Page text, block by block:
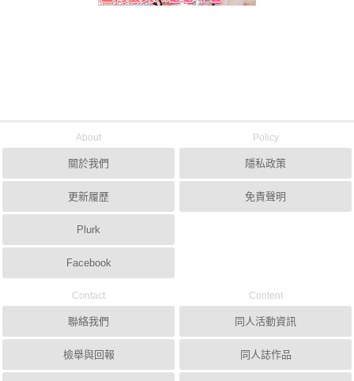
About
關於我們
更新履歷
Plurk
Facebook
Policy
隱私政策
免責聲明
Contact
聯絡我們
檢舉與回報
Content
同人活動資訊
同人誌作品